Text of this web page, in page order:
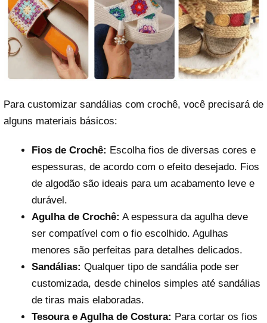
Para customizar sandálias com crochê, você precisará de
alguns materiais básicos:
Fios de Crochê: Escolha fios de diversas cores e
espessuras, de acordo com o efeito desejado. Fios
de algodão são ideais para um acabamento leve e
durável.
Agulha de Crochê: A espessura da agulha deve
ser compatível com o fio escolhido. Agulhas
menores são perfeitas para detalhes delicados.
Sandálias: Qualquer tipo de sandália pode ser
customizada, desde chinelos simples até sandálias
de tiras mais elaboradas.
Tesoura e Agulha de Costura: Para cortar os fios